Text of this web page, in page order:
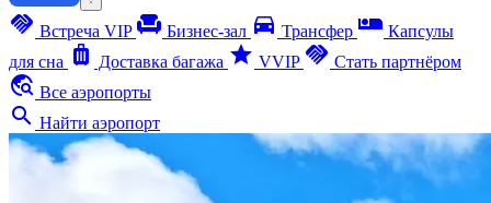
handshake Встреча VIP chair Бизнес-зал directions_car Трансфер airline_seat_individual_suite Капсулы
для сна luggage Доставка багажа star VVIP handshake Стать партнёром
travel_explore Все аэропорты
search Найти аэропорт